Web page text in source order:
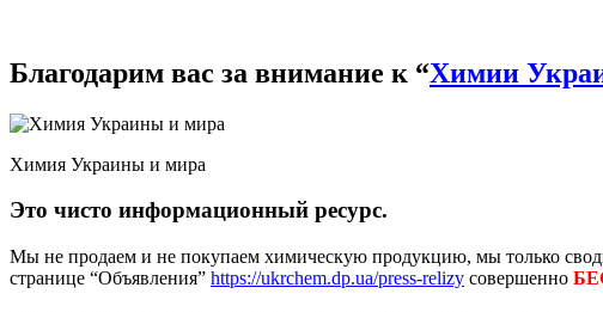
Благодарим вас за внимание к “Химии
Химия Украины и мира
Это чисто информационный ресурс.
Мы не продаем и не покупаем химическую продукцию, мы только
странице “Объявления” https://ukrchem.dp.ua/press-relizy совершенно